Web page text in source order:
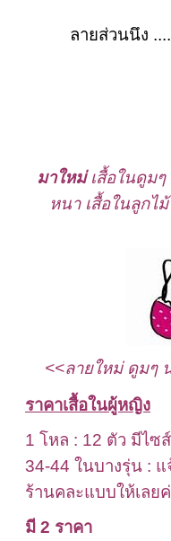
ลายส่วนนึง
มาใหม่เสื้อในดูม
หนา เสื้อในลูกไ
<<ลายใหม่ ดูมๆ
ราคาเสื้อในผู้หญิง
1 โหล : 12 ตัว มีไซ
34-44 ในบางรุ่น :
ร้านคละแบบให้เลย
มี 2 ราคา